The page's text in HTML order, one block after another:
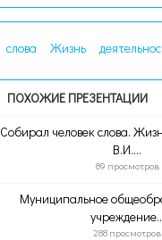
слова Жизнь
ПОХОЖИЕ ПРЕЗЕНТАЦИИ
Собирал человек слова.
В.И....
89 просмотров
Муниципальное
288 просмотров